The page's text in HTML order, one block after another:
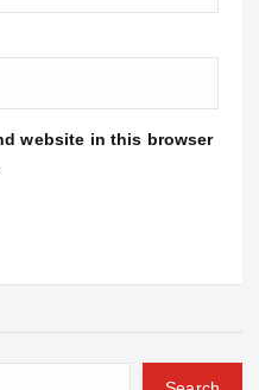
website in this browser